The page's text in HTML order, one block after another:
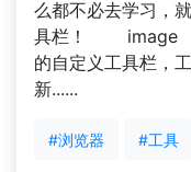
么都不必去学习，
具栏！ image
的自定义工具栏，
新......
#浏览器 #工具